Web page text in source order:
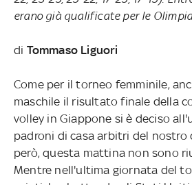
erano già qualificate per le
di Tommaso Liguori
Come per il torneo femminile,
maschile il risultato finale della
volley in Giappone si è deciso
padroni di casa arbitri del nostro
però, questa mattina non sono
Mentre nell'ultima giornata del